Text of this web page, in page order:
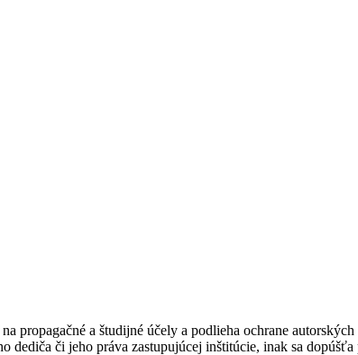
propagačné a študijné účely a podlieha ochrane
či jeho práva zastupujúcej inštitúcie, inak sa dopúšťa